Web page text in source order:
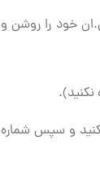
خود را روشن و
نکنید).
کنید و سپس شماره